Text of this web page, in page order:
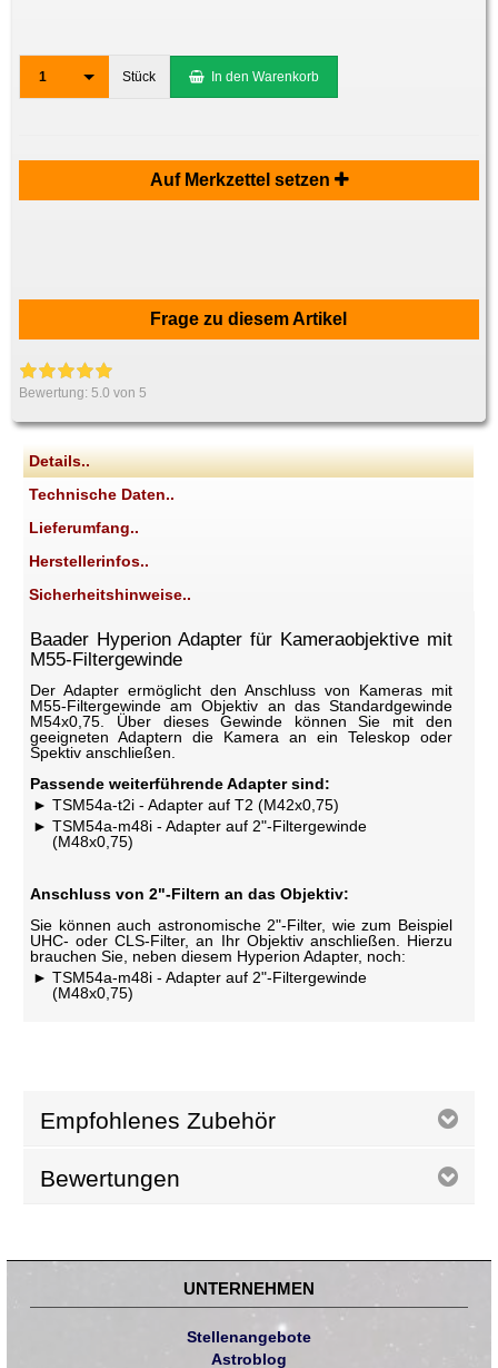
1 Stück In den Warenkorb
Auf Merkzettel setzen
Frage zu diesem Artikel
Bewertung:5.0 von 5
Details..
Technische Daten..
Lieferumfang..
Herstellerinfos..
Sicherheitshinweise..
Baader Hyperion Adapter für Kameraobjektive mit
M55-Filtergewinde
Der Adapter ermöglicht den Anschluss von Kameras mit
M55-Filtergewinde am Objektiv an das Standardgewinde
M54x0,75. Über dieses Gewinde können Sie mit den
geeigneten Adaptern die Kamera an ein Teleskop oder
Spektiv anschließen.
Passende weiterführende Adapter sind:
TSM54a-t2i - Adapter auf T2 (M42x0,75)
TSM54a-m48i - Adapter auf 2"-Filtergewinde
(M48x0,75)
Anschluss von 2"-Filtern an das Objektiv:
Sie können auch astronomische 2"-Filter, wie zum Beispiel
UHC- oder CLS-Filter, an Ihr Objektiv anschließen. Hierzu
brauchen Sie, neben diesem Hyperion Adapter, noch:
TSM54a-m48i - Adapter auf 2"-Filtergewinde
(M48x0,75)
Empfohlenes Zubehör
Bewertungen
UNTERNEHMEN
Stellenangebote
Astroblog